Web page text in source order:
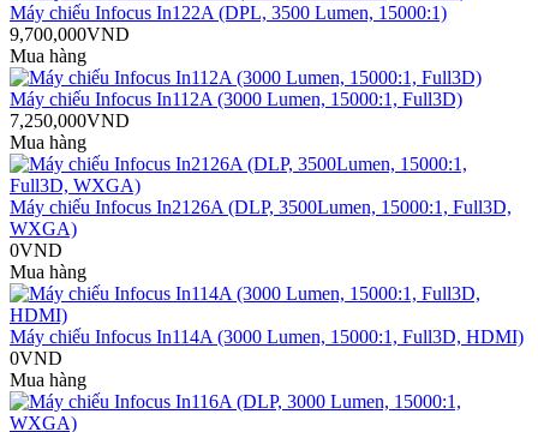
Máy chiếu Infocus In122A (DPL, 3500 Lumen, 15000:1)
9,700,000VND
Mua hàng
Máy chiếu Infocus In112A (3000 Lumen, 15000:1, Full3D)
7,250,000VND
Mua hàng
Máy chiếu Infocus In2126A (DLP, 3500Lumen, 15000:1, Full3D,
WXGA)
0VND
Mua hàng
Máy chiếu Infocus In114A (3000 Lumen, 15000:1, Full3D, HDMI)
0VND
Mua hàng